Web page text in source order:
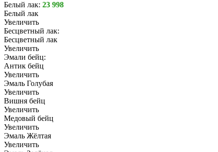
Белый лак: 23 998
Белый лак
Увеличить
Бесцветный лак:
Бесцветный лак
Увеличить
Эмали бейц:
Антик бейц
Увеличить
Эмаль Голубая
Увеличить
Вишня бейц
Увеличить
Медовый бейц
Увеличить
Эмаль Жёлтая
Увеличить